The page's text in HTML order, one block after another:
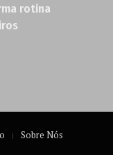
rotina
Sobre Nós